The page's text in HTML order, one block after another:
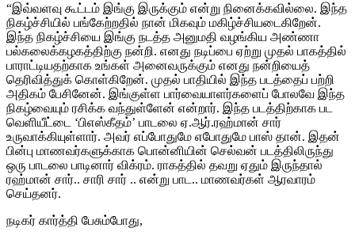
“இவ்வளவு கூட்டம் இங்கு இருக்கும் என்று நினைக்கவில்லை. இந்த
நிகழ்ச்சியில் பங்கேற்றதில் நான் மிகவும் மகிழ்ச்சியடைகிறேன்.
இந்த நிகழ்ச்சியை இங்கு நடத்த அனுமதி வழங்கிய அண்ணா
பல்கலைக்கழகத்திற்கு நன்றி. எனது நடிப்பை ஏற்று முதல் பாகத்தில்
பாராட்டியதற்காக உங்கள் அனைவருக்கும் எனது நன்றியைத்
தெரிவித்துக் கொள்கிறேன். முதல் பாதியில் இந்த படத்தைப் பற்றி
அதிகம் பேசினேன். இங்குள்ள பார்வையாளர்களைப் போலவே இந்த
நிகழ்வையும் ரசிக்க வந்துள்ளேன் என்றார். இந்த படத்திற்காக பட
வெளியீட்டை ‘பிஎஸ்கீதம்’ பாடலை ஏ.ஆர்.ரஹ்மான் சார்
உருவாக்கியுள்ளார். அவர் எப்போதுமே எபோதுமே பாஸ் தான். இதன்
பின்பு மாணவர்களுக்காக பொன்னியின் செல்வன் படத்திலிருந்து
ஒரு பாடலை பாடினார் விக்ரம். ராகத்தில் தவறு ஏதும் இருந்தால்
ரஹ்மான் சார்.. சாரி சார் .. என்று பாட.. மாணவர்கள் ஆரவாரம்
செய்தனர்.
நடிகர் கார்த்தி பேசும்போது,